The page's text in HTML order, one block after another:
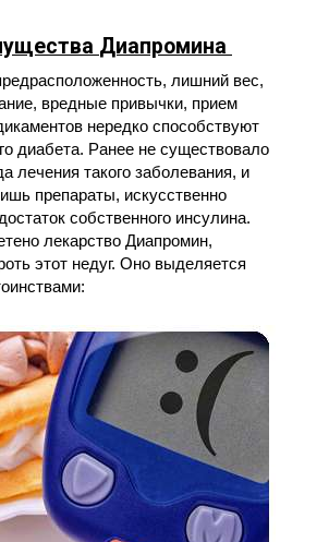
Диапромина
лишний вес,
вредные привычки, прием
нередко способствуют
диабета. Ранее не существовало
лечения такого заболевания, и
препараты, искусственно
собственного инсулина.
лекарство Диапромин,
этот недуг. Оно выделяется